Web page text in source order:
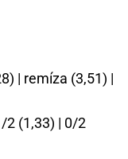
| remíza (3,51) |
2 (1,33) | 0/2